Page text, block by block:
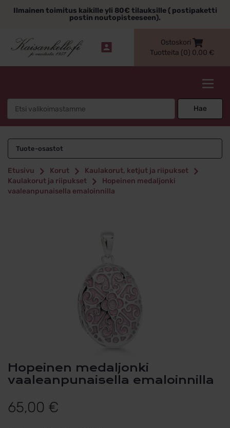
sisältöönIlmainen toimitus kaikille yli 80€ tilauksille ( postipaketti
postin noutopisteeseen).
Ostoskori
Tuotteita (0) 0,00 €
Hae
Tuote-osastot
Etusivu Korut
Kaulakorut, ketjut ja riipukset
Kaulakorut ja riipukset
Hopeinen medaljonki
vaaleanpunaisella emaloinnilla
Hopeinen medaljonki
vaaleanpunaisella emaloinnilla
65,00 €